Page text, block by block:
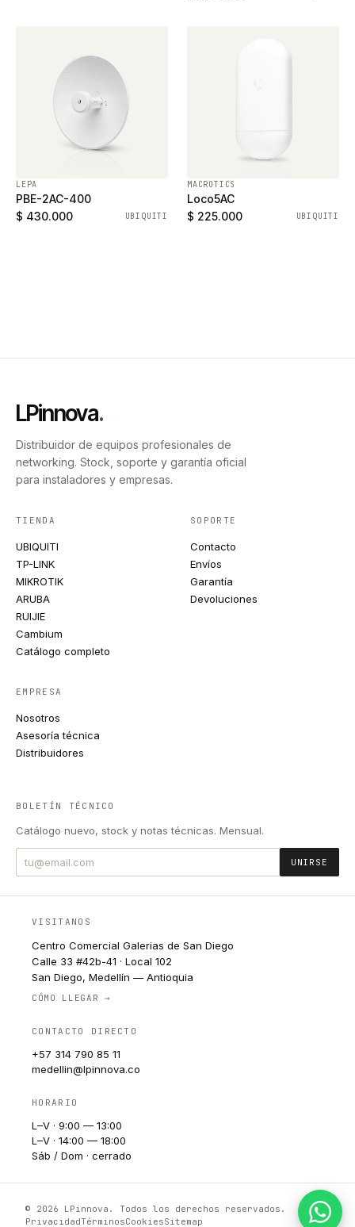
LEPA
PBE-2AC-400
$ 430.000
UBIQUITI
MACROTICS
Loco5AC
$ 225.000
UBIQUITI
LPinnova.
Distribuidor de equipos profesionales de
networking. Stock, soporte y garantía oficial
para instaladores y empresas.
TIENDA
UBIQUITI
TP-LINK
MIKROTIK
ARUBA
RUIJIE
Cambium
Catálogo completo
SOPORTE
Contacto
Envíos
Garantía
Devoluciones
EMPRESA
Nosotros
Asesoría técnica
Distribuidores
BOLETÍN TÉCNICO
Catálogo nuevo, stock y notas técnicas. Mensual.
UNIRSE
VISITANOS
Centro Comercial Galerias de San Diego
Calle 33 #42b-41 · Local 102
San Diego, Medellín — Antioquia
CÓMO LLEGAR →
CONTACTO DIRECTO
+57 314 790 85 11
medellin@lpinnova.co
HORARIO
L–V · 9:00 — 13:00
L–V · 14:00 — 18:00
Sáb / Dom · cerrado
© 2026 LPinnova. Todos los derechos reservados.
PrivacidadTérminosCookiesSitemap